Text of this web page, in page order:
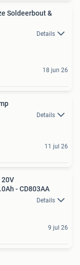
Soldeerbout &
Details
18 jun 26
Details
11 jul 26
20V
- CD803AA
Details
9 jul 26